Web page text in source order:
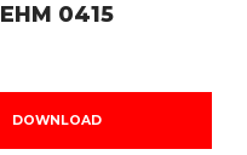
EHM 0415
DOWNLOAD